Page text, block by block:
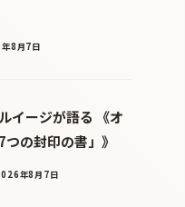
8月7日
イージが語る 《オ
の封印の書」》
年8月7日